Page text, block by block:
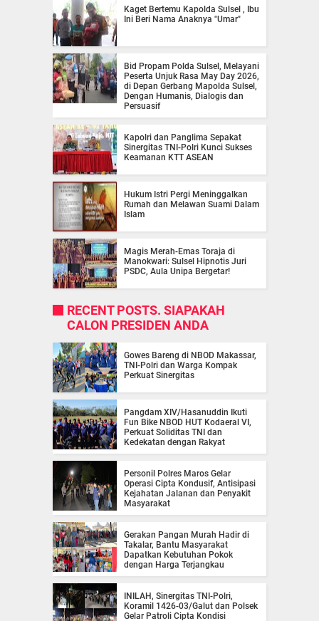
Kaget Bertemu Kapolda Sulsel , Ibu
Ini Beri Nama Anaknya "Umar"
Bid Propam Polda Sulsel, Melayani
Peserta Unjuk Rasa May Day 2026,
di Depan Gerbang Mapolda Sulsel,
Dengan Humanis, Dialogis dan
Persuasif
Kapolri dan Panglima Sepakat
Sinergitas TNI-Polri Kunci Sukses
Keamanan KTT ASEAN
Hukum Istri Pergi Meninggalkan
Rumah dan Melawan Suami Dalam
Islam
Magis Merah-Emas Toraja di
Manokwari: Sulsel Hipnotis Juri
PSDC, Aula Unipa Bergetar!
RECENT POSTS. SIAPAKAH
CALON PRESIDEN ANDA
Gowes Bareng di NBOD Makassar,
TNI-Polri dan Warga Kompak
Perkuat Sinergitas
Pangdam XIV/Hasanuddin Ikuti
Fun Bike NBOD HUT Kodaeral VI,
Perkuat Soliditas TNI dan
Kedekatan dengan Rakyat
Personil Polres Maros Gelar
Operasi Cipta Kondusif, Antisipasi
Kejahatan Jalanan dan Penyakit
Masyarakat
Gerakan Pangan Murah Hadir di
Takalar, Bantu Masyarakat
Dapatkan Kebutuhan Pokok
dengan Harga Terjangkau
INILAH, Sinergitas TNI-Polri,
Koramil 1426-03/Galut dan Polsek
Gelar Patroli Cipta Kondisi